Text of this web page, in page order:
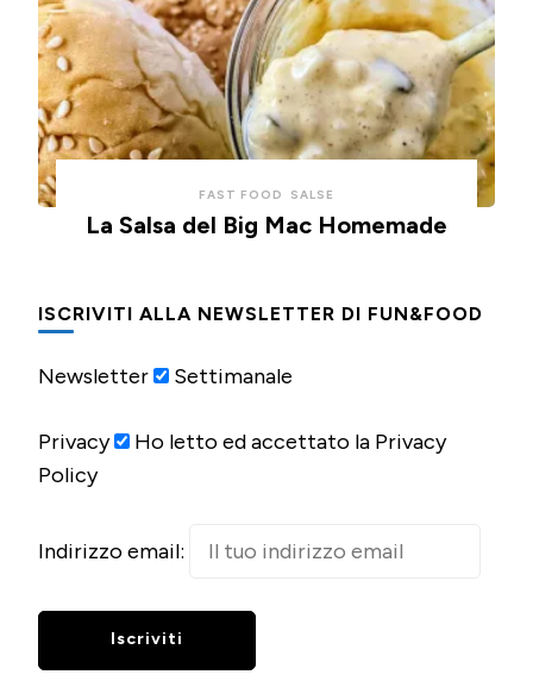
FAST FOOD SALSE
La Salsa del Big Mac Homemade
ISCRIVITI ALLA NEWSLETTER DI FUN&FOOD
Newsletter Settimanale
Privacy
Ho letto ed accettato la Privacy
Policy
Indirizzo email: